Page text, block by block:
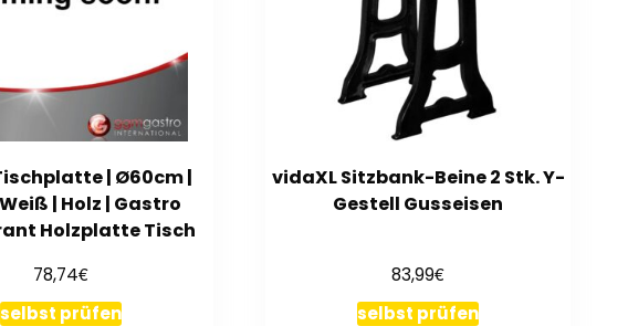
| Ø60cm |
| Holz | Gastro
Holzplatte Tisch
78,74€
selbst prüfen
vidaXL Sitzbank-Beine 2 Stk. Y-
Gestell Gusseisen
83,99€
selbst prüfen